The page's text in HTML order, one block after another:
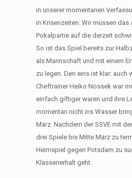
in unserer momentanen
in Krisenzeiten. Wir müssen
Pokalpartie auf die derzeit
So ist das Spiel bereits zur
als Mannschaft und mit einem
zu legen. Den eins ist klar:
Cheftrainer Heiko Nossek war
einfach giftiger waren und ihre
momentan nicht ins Wasser
März. Nachdem der SSVE mit
drei Spiele bis Mitte März zu
Heimspiel gegen Potsdam zu
Klassenerhalt geht.